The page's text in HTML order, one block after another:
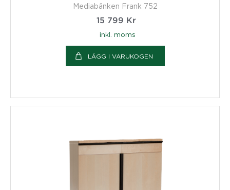
Mediabänken Frank 752
15 799 Kr
inkl. moms
LÄGG I VARUKOGEN